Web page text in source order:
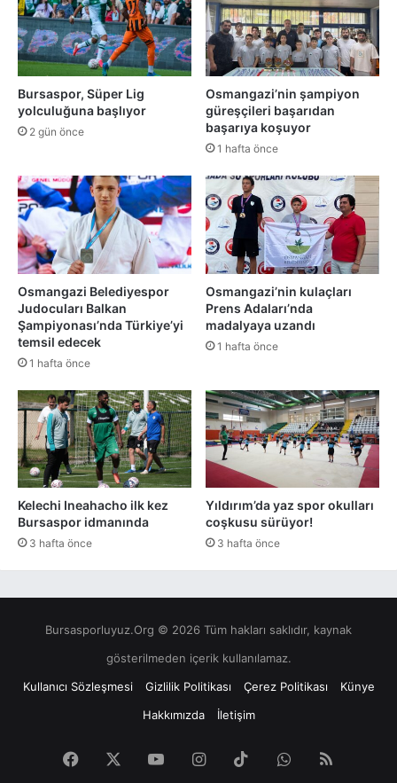
Bursaspor, Süper Lig
yolculuğuna başlıyor
2 gün önce
Osmangazi’nin şampiyon
güreşçileri başarıdan
başarıya koşuyor
1 hafta önce
Osmangazi Belediyespor
Judocuları Balkan
Şampiyonası’nda Türkiye’yi
temsil edecek
1 hafta önce
Osmangazi’nin kulaçları
Prens Adaları’nda
madalyaya uzandı
1 hafta önce
Kelechi Ineahacho ilk kez
Bursaspor idmanında
3 hafta önce
Yıldırım’da yaz spor okulları
coşkusu sürüyor!
3 hafta önce
Bursasporluyuz.Org © 2026 Tüm hakları saklıdır, kaynak
gösterilmeden içerik kullanılamaz.
Kullanıcı Sözleşmesi
Gizlilik Politikası Çerez Politikası
Künye
Hakkımızda
İletişim
Facebook YouTubeInstagram
TikTokWhatsApp
RSS